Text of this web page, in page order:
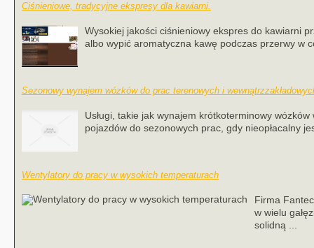
Ciśnieniowe, tradycyjne ekspresy dla kawiarni.
Wysokiej jakości ciśnieniowy ekspres do kawiarni
albo wypić aromatyczna kawę podczas przerwy w
Sezonowy wynajem wózków do prac terenowych i
Usługi, takie jak wynajem krótkoterminowy
pojazdów do sezonowych prac, gdy nieopłacalny
Wentylatory do pracy w wysokich temperaturach
Firma
w wielu
solidną ...